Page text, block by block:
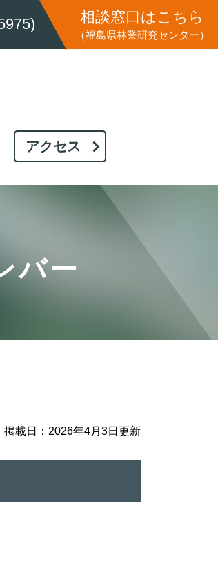
相談窓口はこちら
（福島県林業研究センター）
アクセス
バー
掲載日：2026年4月3日更新